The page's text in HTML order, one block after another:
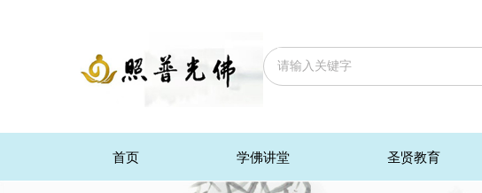
首页 学佛讲堂 圣贤教育